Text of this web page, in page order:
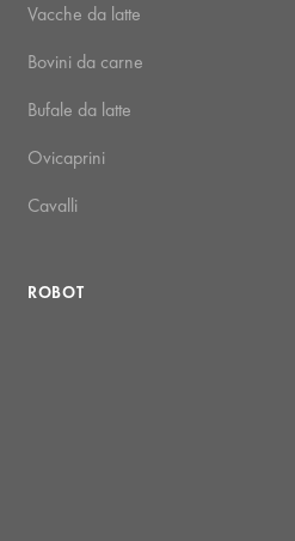
Vacche da latte
Bovini da carne
Bufale da latte
Ovicaprini
Cavalli
ROBOT